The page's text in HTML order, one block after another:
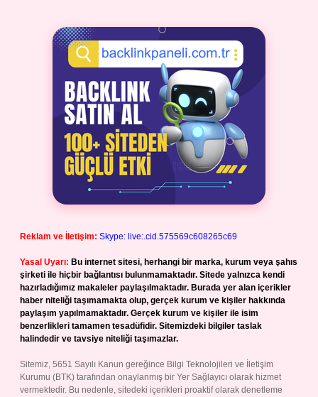
Reklam ve İletişim: Skype: live:.cid.575569c608265c69
Yasal Uyarı: Bu internet sitesi, herhangi bir marka, kurum veya şahıs
şirketi ile hiçbir bağlantısı bulunmamaktadır. Sitede yalnızca kendi
hazırladığımız makaleler paylaşılmaktadır. Burada yer alan içerikler
haber niteliği taşımamakta olup, gerçek kurum ve kişiler hakkında
paylaşım yapılmamaktadır. Gerçek kurum ve kişiler ile isim
benzerlikleri tamamen tesadüfidir. Sitemizdeki bilgiler taslak
halindedir ve tavsiye niteliği taşımazlar.
Sitemiz, 5651 Sayılı Kanun gereğince Bilgi Teknolojileri ve İletişim
Kurumu (BTK) tarafından onaylanmış bir Yer Sağlayıcı olarak hizmet
vermektedir. Bu nedenle, sitedeki içerikleri proaktif olarak denetleme